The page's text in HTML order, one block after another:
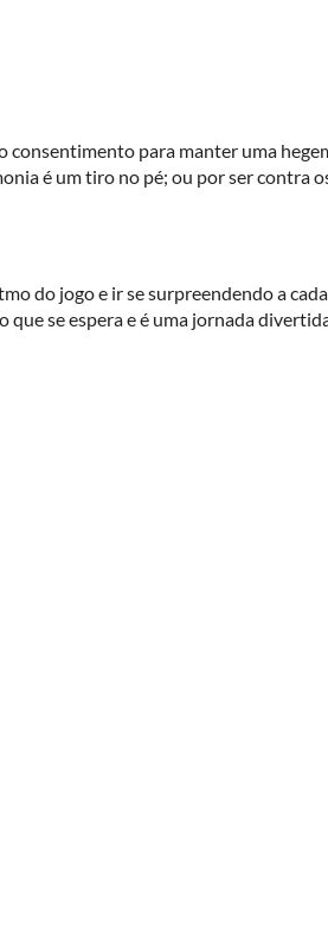
consentimento para manter uma
é um tiro no pé; ou por ser contra
do jogo e ir se surpreendendo a
que se espera e é uma jornada